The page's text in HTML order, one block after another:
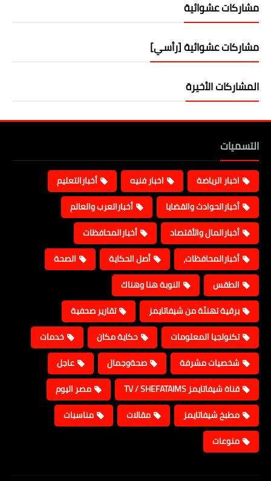
مشاركات عشوائية
مشاركات عشوائية [رأسي]
المشاركات الأخيرة
التسميات
اخبار الرياضة اخبار فنيه
أخبارالتعليم
أخبارالحوادث والقضايا
أخبارالعرب والعالم
أخبارالمال والأقتصاد
أخبارالمحافظات
أخبارالمحافظات،
أصل الحكاية
الصحة
الطقس
النوبة هنا وهناك
برقية تهنئة من شيفاتايمز
تقارير صحفية
تكنولجيا المعلومات
حكاية مكان
خدمات
شخصيات مشرفة
صحةوجمال
عاجل
قناة شيفاتايمز TV / SHEFATAIMS
مصر اليوم
مطبخ شيفاتايمز
مقالات
مناسبات
منوعات